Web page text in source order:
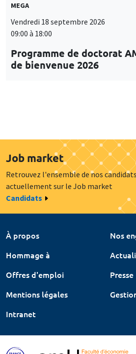
MEGA
Vendredi 18 septembre 2026
09:00 à 18:00
Programme de doctorat
de bienvenue 2026
Job market
Retrouvez l'ensemble de nos
actuellement sur le Job market
Candidats
À propos
Nos
Hommage à
Offres d'emploi
Presse
Mentions légales
Intranet